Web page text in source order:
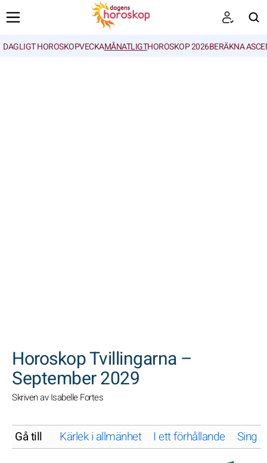
DAGLIGT HOROSKOPVECKAMÅNATLIGTHOROSKOP 2026BERÄKNA
Horoskop Tvillingarna –
September 2029
Skriven av Isabelle Fortes
Gå till Kärlek i allmänhet I ett förhållande Singel